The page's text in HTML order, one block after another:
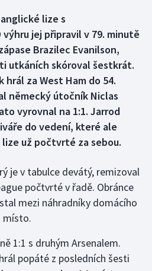
lize s
výhru jej připravil v 79. minutě
Brazilec Evanilson,
utkáních skóroval šestkrát.
hrál za West Ham do 54.
německý útočník Niclas
vyrovnal na 1:1. Jarrod
do vedení, které ale
už počtvrté za sebou.
je v tabulce devátý, remizoval
počtvrté v řadě. Obránce
mezi náhradníky domácího
místo.
1:1 s druhým Arsenalem.
popáté z posledních šesti